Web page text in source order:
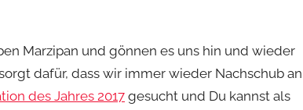
Marzipan und gönnen es uns hin und wieder
dafür, dass wir immer wieder Nachschub an
des Jahres 2017 gesucht und Du kannst als